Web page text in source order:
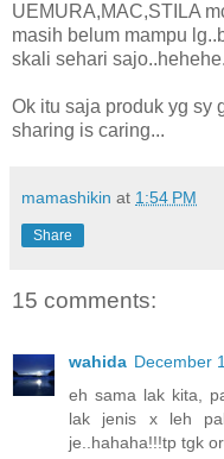
UEMURA,MAC,STILA
masih belum mampu
skali sehari sajo..hehehe.
Ok itu saja produk yg sy
sharing is caring...
mamashikin at 1:54 PM
Share
15 comments:
wahida December
eh sama lak kita,
lak jenis x leh
je..hahaha!!!tp tgk